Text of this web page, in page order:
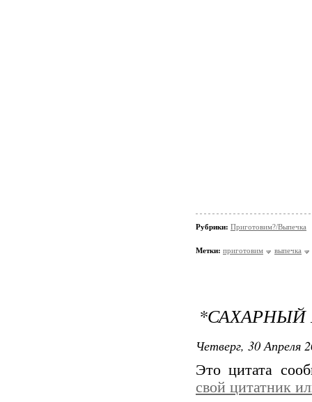
Рубрики: Приготовим?/Выпечка
Метки: приготовим выпечка
*САХАРНЫЙ
Четверг, 30 Апреля
Это цитата
свой цитатник